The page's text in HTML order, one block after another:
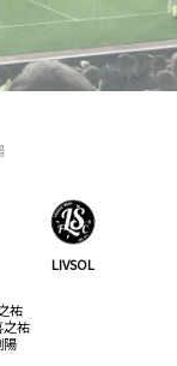
LIVSOL
祐
祐